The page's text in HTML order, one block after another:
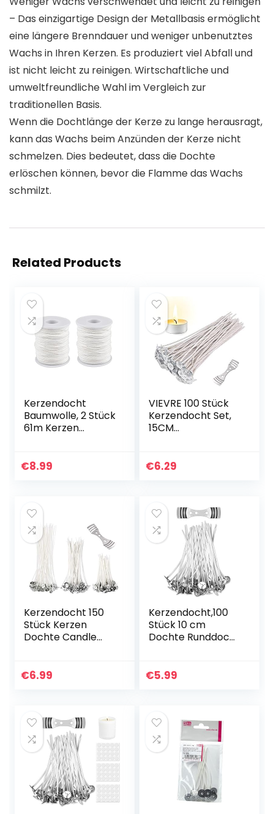
– Das einzigartige Design der Metallbasis ermöglicht
eine längere Brenndauer und weniger unbenutztes
Wachs in Ihren Kerzen. Es produziert viel Abfall und
ist nicht leicht zu reinigen. Wirtschaftliche und
umweltfreundliche Wahl im Vergleich zur
traditionellen Basis.
Wenn die Dochtlänge der Kerze zu lange herausragt,
kann das Wachs beim Anzünden der Kerze nicht
schmelzen. Dies bedeutet, dass die Dochte
erlöschen können, bevor die Flamme das Wachs
schmilzt.
Related Products
Kerzendocht
Baumwolle, 2 Stück
61m Kerzen
Rauchfrei
€8.99
VIEVRE 100 Stück
Kerzendocht Set,
15CM
Kerzendocht
€6.29
Kerzendocht 150
Stück Kerzen
Dochte Candle
Größen für die
€6.99
Kerzendocht,100
Stück 10 cm
Dochte Runddocht
Kerzendochte
€5.99